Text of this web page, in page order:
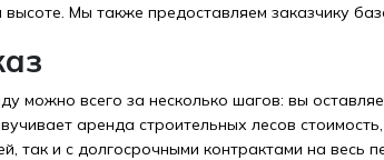
Мы также предоставляем заказчику
можно всего за несколько шагов: вы
аренда строительных лесов
так и с долгосрочными контрактами на весь